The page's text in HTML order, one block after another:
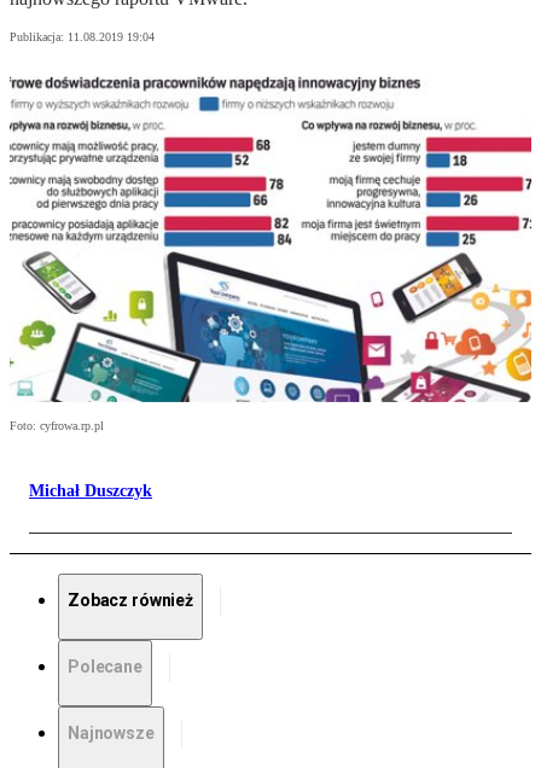
Publikacja: 11.08.2019 19:04
Foto: cyfrowa.rp.pl
Michał Duszczyk
Zobacz również
Polecane
Najnowsze